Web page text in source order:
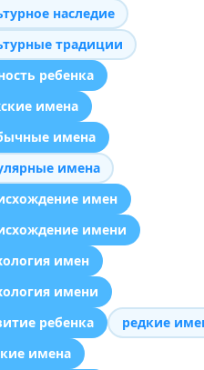
наследие
традиции
ребенка
имена
имена
имена
имен
имени
имен
имени
ребенка
редкие
имена